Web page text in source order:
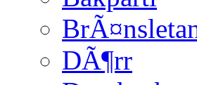
DÃ¶rr